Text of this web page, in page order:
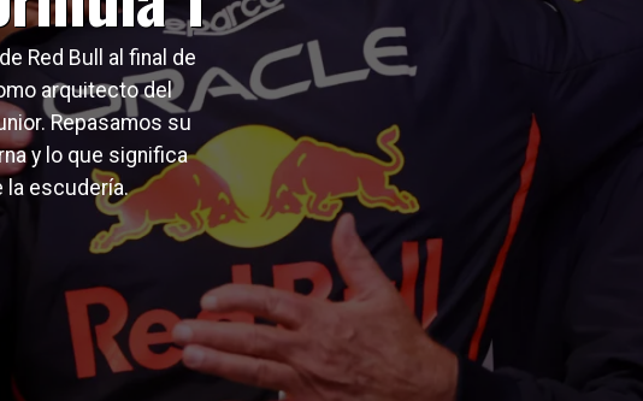
Red Bull al final de
arquitecto del
Repasamos su
y lo que significa
la escudería.